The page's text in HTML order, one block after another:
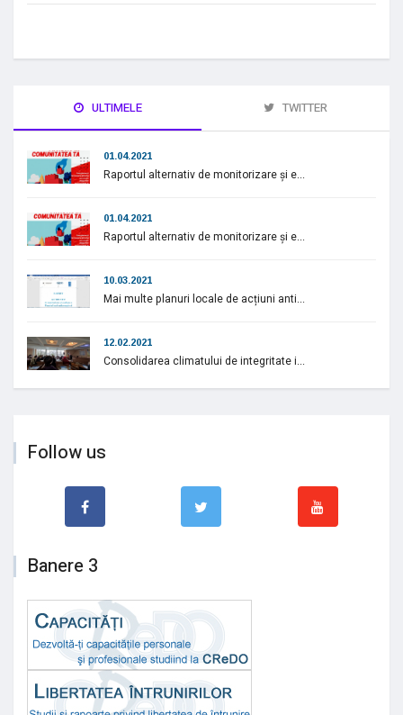
ULTIMELE TWITTER
01.04.2021
Raportul alternativ de monitorizare și e...
01.04.2021
Raportul alternativ de monitorizare și e...
10.03.2021
Mai multe planuri locale de acțiuni anti...
12.02.2021
Consolidarea climatului de integritate i...
Follow us
Banere 3